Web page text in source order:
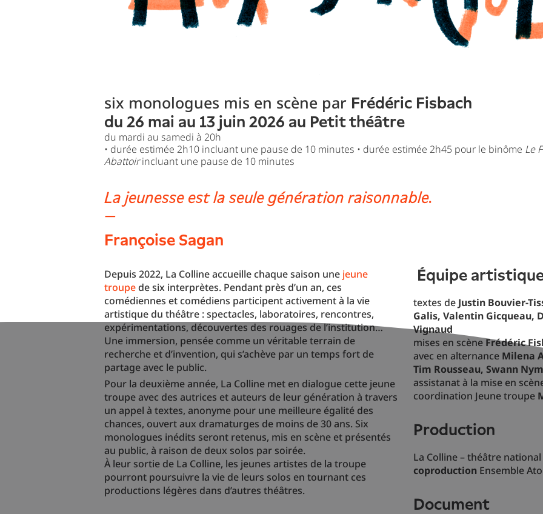
six monologues mis en scène par Frédéric Fisbach
du 26 mai au 13 juin 2026 au Petit théâtre
du mardi au samedi à 20h
• durée estimée 2h10 incluant une pause de 10 minutes • durée estimée 2h45 pour le binôme Le
Abattoirincluant une pause de 10 minutes
La jeunesse est la seule génération raisonnable.
—
Françoise Sagan
Depuis 2022, La Colline accueille chaque saison une jeune
troupede six interprètes. Pendant près d’un an, ces
comédiennes et comédiens participent activement à la vie
artistique du théâtre : spectacles, laboratoires, rencontres,
expérimentations, découvertes des rouages de l’institution…
Une immersion, pensée comme un véritable terrain de
recherche et d’invention, qui s’achève par un temps fort de
partage avec le public.
Pour la deuxième année, La Colline met en dialogue cette jeune
troupe avec des autrices et auteurs de leur génération à travers
un appel à textes, anonyme pour une meilleure égalité des
chances, ouvert aux dramaturges de moins de 30 ans. Six
monologues inédits seront retenus, mis en scène et présentés
au public, à raison de deux solos par soirée.
À leur sortie de La Colline, les jeunes artistes de la troupe
pourront poursuivre la vie de leurs solos en tournant ces
productions légères dans d’autres théâtres.
équipe
textes de Justin Bouvier-
Galis, Valentin Gicqueau,
Vignaud
mises en scèneFrédéric
avec en alternance Milena
Tim Rousseau, Swann
assistanat à la mise en
coordination Jeune troupe
production
La Colline – théâtre national
coproduction Ensemble
document